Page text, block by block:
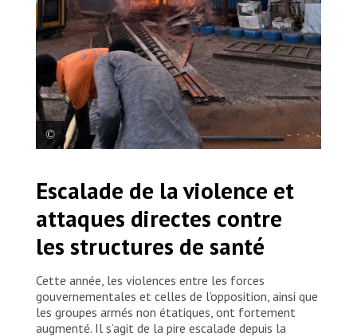
l’incendie qui a ravagé l’hôpital soutenu par MSF à
Old Fangak, après le bombardement délibéré du
3 mai. Soudan du Sud, 2025. © MSF
Escalade de la violence et
attaques directes contre
les structures de santé
Cette année, les violences entre les forces
gouvernementales et celles de l’opposition, ainsi que
les groupes armés non étatiques, ont fortement
augmenté. Il s’agit de la pire escalade depuis la